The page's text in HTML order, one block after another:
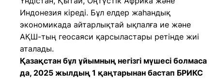
Индонезия кіреді. Бұл елдер жаһандық
экономикада айтарлықтай ықпалға ие және
АҚШ-тың геосаяси қарсыластары ретінде жиі
аталады.
Қазақстан бұл ұйымның негізгі мүшесі болмаса
да, 2025 жылдың 1 қаңтарынан бастап БРИКС